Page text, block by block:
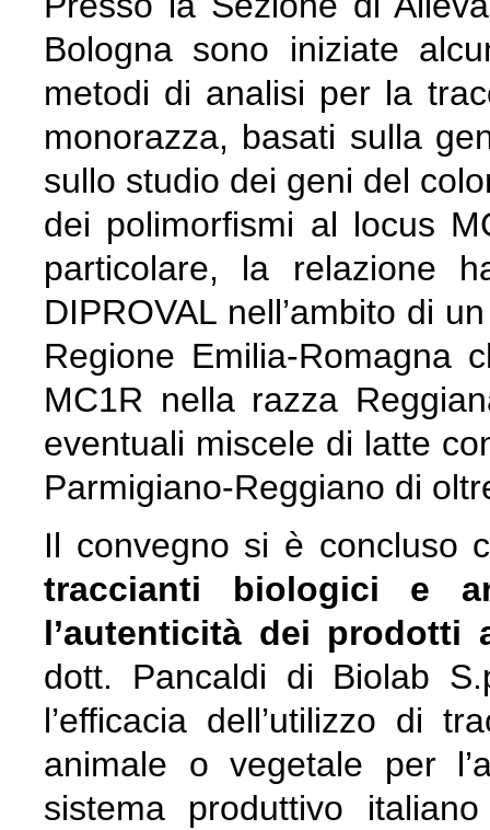
Bologna sono iniziate
metodi di analisi per la
monorazza, basati sulla
sullo studio dei geni del
dei polimorfismi al locus
particolare, la relazione
DIPROVAL nell’ambito di
Regione Emilia-Romagna
MC1R nella razza
eventuali miscele di latte
Parmigiano-Reggiano di
Il convegno si è concluso
traccianti biologici e
l’autenticità dei prodotti
dott. Pancaldi di Biolab
l’efficacia dell’utilizzo di
animale o vegetale per
sistema produttivo